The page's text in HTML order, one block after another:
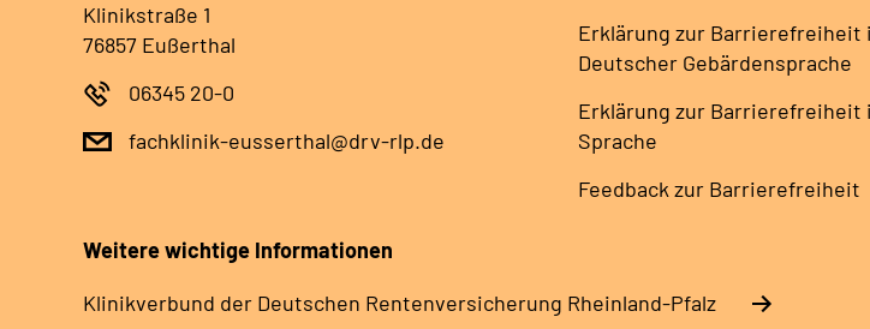
Klinikstraße 1
76857 Eußerthal
06345 20-0
fachklinik-eusserthal@drv-rlp.de
Erklärung zur Barrierefreiheit
Deutscher Gebärdensprache
Erklärung zur Barrierefreiheit
Sprache
Feedback zur Barrierefreiheit
Weitere wichtige Informationen
Klinikverbund der Deutschen Rentenversicherung Rheinland-Pfalz